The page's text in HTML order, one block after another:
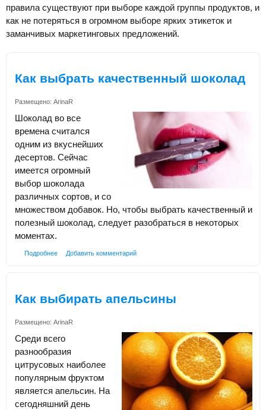
правила существуют при выборе каждой группы продуктов, и
как не потеряться в огромном выборе ярких этикеток и
заманчивых маркетинговых предложений.
Как выбрать качественный шоколад
Размещено: ArinaR
Шоколад во все
времена считался
одним из вкуснейших
десертов. Сейчас
имеется огромный
выбор шоколада
различных сортов, и со
множеством добавок. Но, чтобы выбрать качественный и
полезный шоколад, следует разобраться в некоторых
моментах.
Подробнее Добавить комментарий
Как выбирать апельсины
Размещено: ArinaR
Среди всего
разнообразия
цитрусовых наиболее
популярным фруктом
является апельсин. На
сегодняшний день